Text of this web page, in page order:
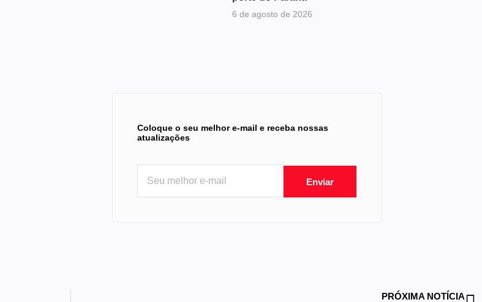
6 de agosto de 2026
Coloque o seu melhor e-mail e receba nossas
atualizações
Enviar
PRÓXIMA NOTÍCIA